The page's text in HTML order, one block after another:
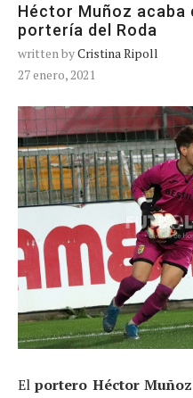
Héctor Muñoz acaba
portería del Roda
written byCristina Ripoll
27 enero, 2021
Elportero Héctor Muñoz